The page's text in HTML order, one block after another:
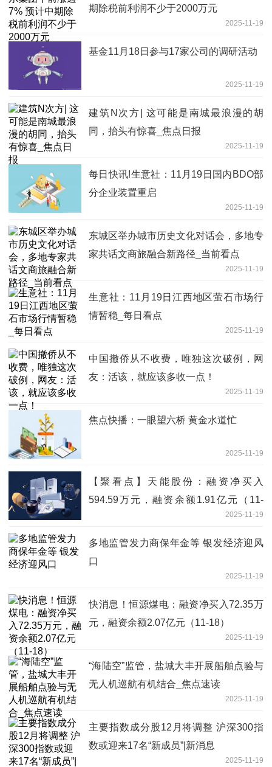
期除税前利润不少于2000万元
2025-11-19
基金11月18日参与17家公司的调研活动
2025-11-19
建筑N次方| 这可能是南城最浪漫的胡
同，抬头有惊喜_焦点日报
2025-11-19
每日快讯!生意社：11月19日国内BDO部
分企业装置重启
2025-11-19
东城区举办城市历史文化对话会，多地专
家共话文商旅融合新路径_当前看点
2025-11-19
生意社：11月19日江西地区萤石市场行
情暂稳_每日看点
2025-11-19
中国撤侨从不收费，唯独这次破例，网
友：活该，就应该多收一点！
2025-11-19
焦点快播：一眼望六桥 黄金水道忙
2025-11-19
【聚看点】天能股份：融资净买入
594.59万元，融资余额1.91亿元（11-
2025-11-19
多地监管发力商保年金等 银发经济迎风
口
2025-11-19
快消息！恒源煤电：融资净买入72.35万
元，融资余额2.07亿元（11-18）
2025-11-19
“海陆空”监管，盐城大丰开展船舶点验与
无人机巡航有机结合_焦点速读
2025-11-19
主要指数成分股12月将调整 沪深300指
数或迎来17名“新成员”|新消息
2025-11-19